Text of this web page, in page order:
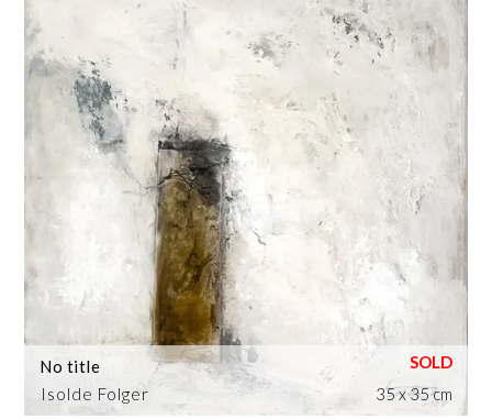
Isolde Folger
No title
35 x 35 cm